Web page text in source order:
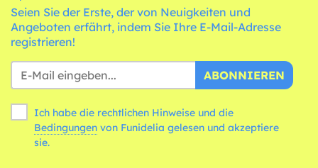
Seien Sie der Erste, der von Neuigkeiten und
Angeboten erfährt, indem Sie Ihre E-Mail-Adresse
registrieren!
ABONNIEREN
Ich habe die rechtlichen Hinweise und die
Bedingungen
sie.